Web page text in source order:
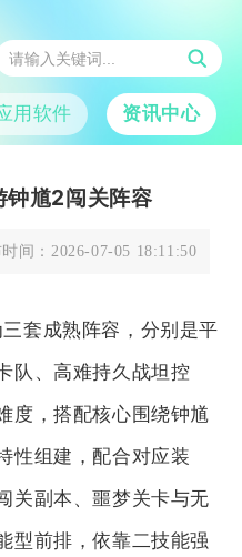
用软件 资讯中心
钟馗2闯关阵容
间： 2026-07-05 18:11:50
套成熟阵容，分别是平
队、高难持久战坦控
度，搭配核心围绕钟馗
性组建，配合对应装
关副本、噩梦关卡与无
型前排，依靠二技能强